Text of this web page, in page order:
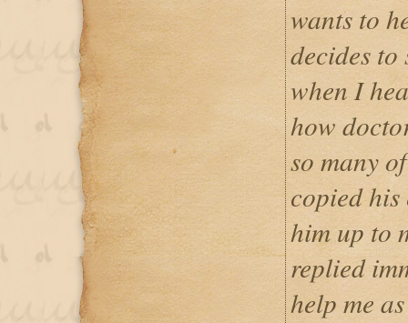
wants to
decides to
when I
how
so many
copied his
him up to
replied
help me